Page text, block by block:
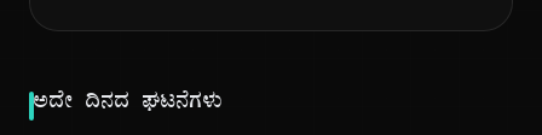
ಅದೇ ದಿನದ ಘಟನೆಗಳು